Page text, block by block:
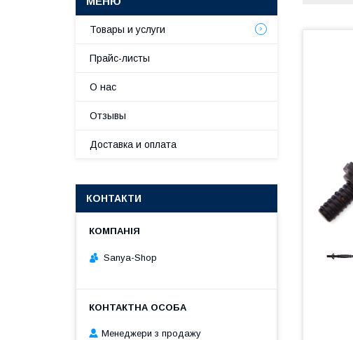
Товары и услуги
Прайс-листы
О нас
Отзывы
Доставка и оплата
КОНТАКТИ
Sanya-Shop
Менеджери з продажу